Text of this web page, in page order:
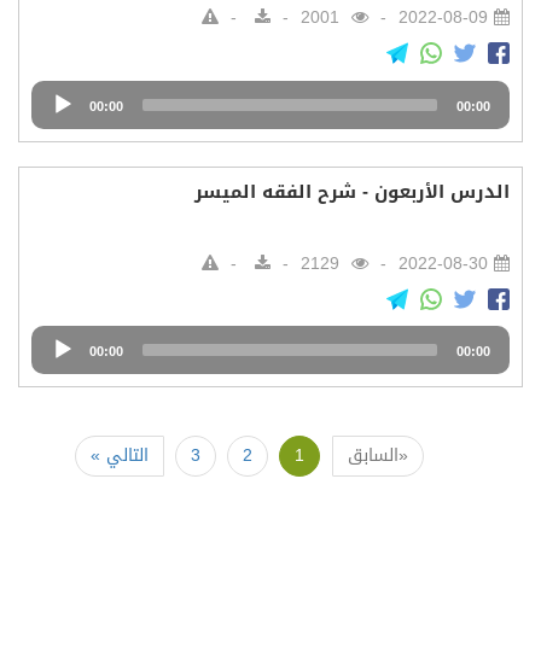
2022-08-09
Audio
Player
00:00 00:00
الدرس الأربعون - شرح الفقه الميسر
2022-08-30
Audio
Player
00:00 00:00
«السابق 1
2
3 التالي »